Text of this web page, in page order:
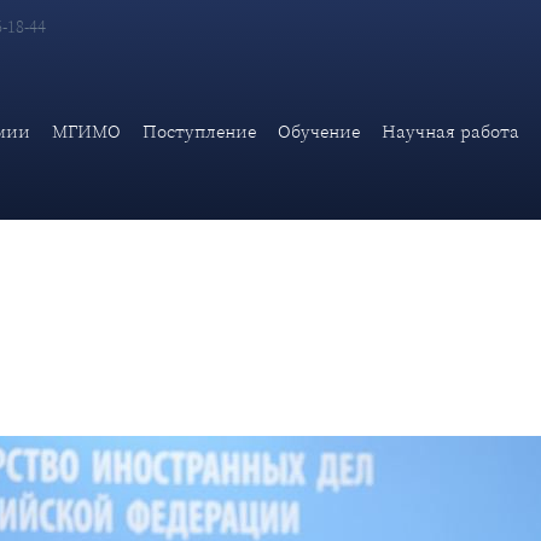
18-44
МГИМО Поступление Обучение Научная работа
МИД России М.В.Захаровой